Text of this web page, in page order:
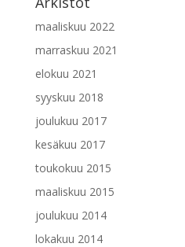
maaliskuu 2022
marraskuu 2021
elokuu 2021
syyskuu 2018
joulukuu 2017
kesäkuu 2017
toukokuu 2015
maaliskuu 2015
joulukuu 2014
lokakuu 2014